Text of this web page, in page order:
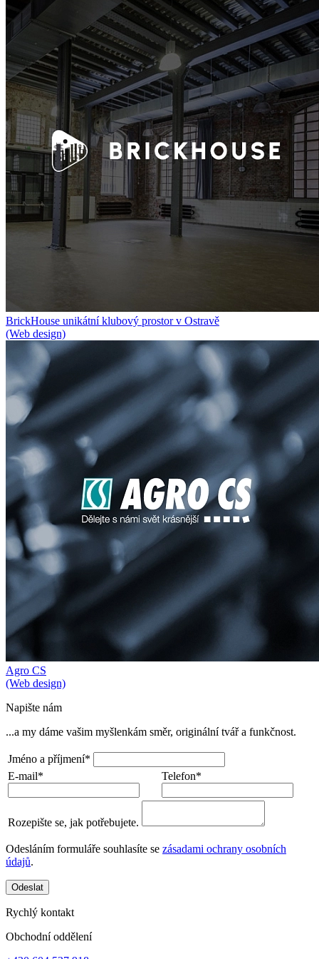
BrickHouse unikátní klubový prostor v Ostravě
(Web design)
Agro CS
(Web design)
Napište nám
...a my dáme vašim myšlenkám směr, originální tvář a funkčnost.
Jméno a příjmení*
E-mail*
Telefon*
Rozepište se, jak potřebujete.
Odesláním formuláře souhlasíte se zásadami ochrany osobních
údajů.
Odeslat
Rychlý kontakt
Obchodní oddělení